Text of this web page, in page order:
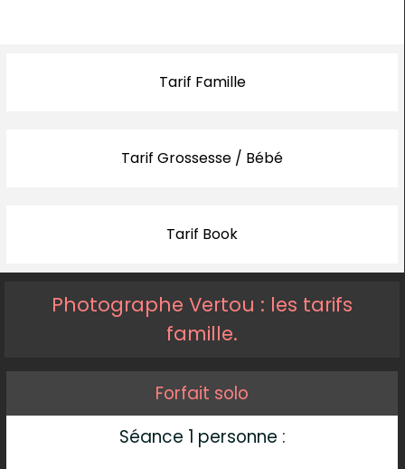
Tarif Famille
Tarif Grossesse / Bébé
Tarif Book
Photographe Vertou : les tarifs
famille.
Forfait solo
Séance 1 personne :